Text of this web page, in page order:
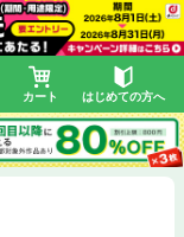
カート はじめての方へ